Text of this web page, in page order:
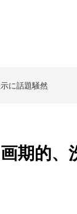
に話題騒然
期的、